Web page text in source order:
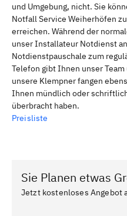
und Umgebung, nicht. Sie
Notfall Service Weiherhöfen
erreichen. Während der
unser Installateur Notdienst
Notdienstpauschale zum
Telefon gibt Ihnen unser
unsere Klempner fangen
Ihnen mündlich oder
überbracht haben.
Preisliste
Sie Planen etwas
Jetzt kostenloses Angebot